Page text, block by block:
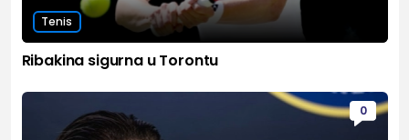
Tenis
Ribakina sigurna u Torontu
0